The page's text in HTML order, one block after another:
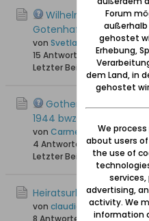
Wilhelm Schobert
Gotenhafen
von Svetlana L
15 Antworten
13.832 Hits0
Letzter Beitrag
30.05.2024,
Gothenhafen Listen
1944 bwz. 45
von Carmen Lachmund
4 Antworten 15.906 Hits0
Letzter Beitrag17.02.2024,
Heiratsurkunde aus
von claudia-
8 Antworten
8.446 Hits0
Forum
außerhalb
gehostet
Erhebung,
dem Land, in
gehostet
We
about users
the use of
services,
advertising,
activity. We
information